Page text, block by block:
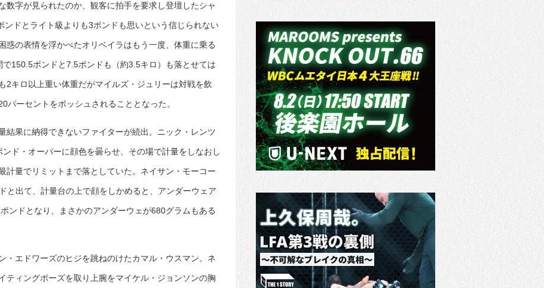
数字が見られたのか、観客に拍手を要求し登壇したシャ
ンドとライト級よりも3ポンドも思いという信じられない
惑の表情を浮かべたオリベイラはもう一度、体重に乗る
150.5ポンドと7.5ポンドも（約3.5キロ）も落とせては
2キロ以上重い体重だがマイルズ・ジュリーは対戦を飲
パーセントをボッシュされることとなった。
結果に納得できないファイターが続出。ニック・レンツ
ド・オーバーに顔色を曇らせ、その場で計量をしなおし
計量でリミットまで落としていた。ネイサン・モーコー
と出て、計量台の上で顔をしかめると、アンダーウェア
ンドとなり、まさかのアンダーウェが680グラムもある
・エドワーズのヒジを跳ねのけたカマル・ウスマン。ネ
ティングボーズを取り上腕をマイケル・ジョンソンの胸